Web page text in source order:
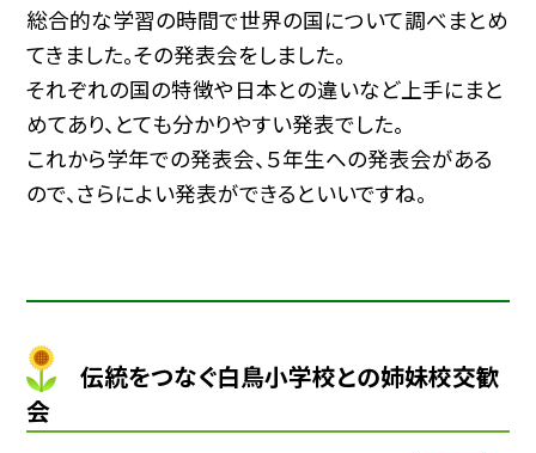
総合的な学習の時間で世界の国について調べまとめ
てきました。その発表会をしました。
それぞれの国の特徴や日本との違いなど上手にまと
めてあり、とても分かりやすい発表でした。
これから学年での発表会、５年生への発表会がある
ので、さらによい発表ができるといいですね。
伝統をつなぐ白鳥小学校との姉妹校交歓
会